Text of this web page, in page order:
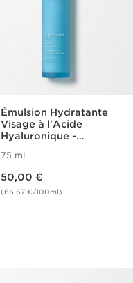
Émulsion Hydratante
Visage à l'Acide
Hyaluronique -
75 ml
50,00 €
(66,67 €/100ml)